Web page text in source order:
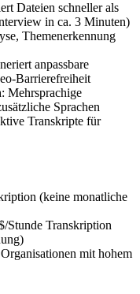
Dateien schneller als
in ca. 3 Minuten)
Themenerkennung
anpassbare
Barrierefreiheit
: Mehrsprachige
Sprachen
Transkripte für
(keine monatliche
Stunde Transkription
mit hohem